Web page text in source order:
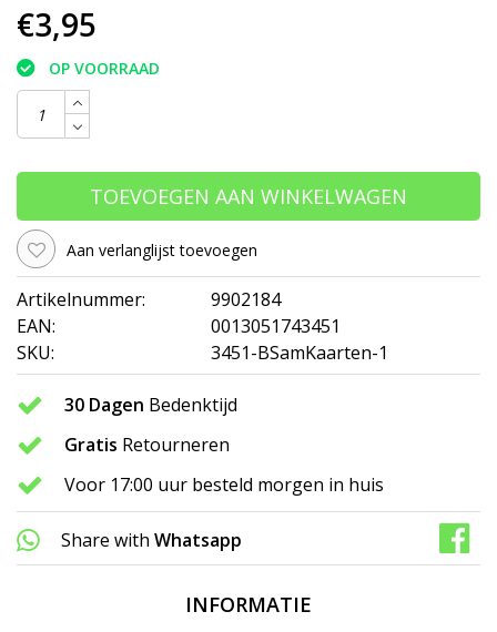
€3,95
OP VOORRAAD
TOEVOEGEN AAN WINKELWAGEN
Aan verlanglijst toevoegen
Artikelnummer:
9902184
EAN:
0013051743451
SKU:
3451-BSamKaarten-1
30 Dagen Bedenktijd
Gratis Retourneren
Voor 17:00 uur besteld morgen in huis
Share with Whatsapp
INFORMATIE